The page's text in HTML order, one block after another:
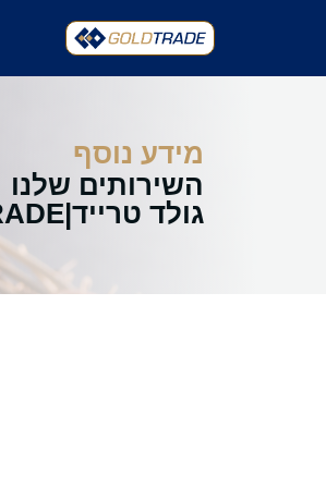
מידע נוסף
השירותים שלנו
גולד טרייד|GOLD TRADE​